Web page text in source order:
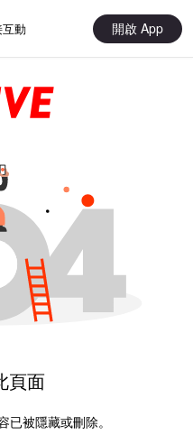
動 開啟 App
頁面
已被隱藏或刪除。